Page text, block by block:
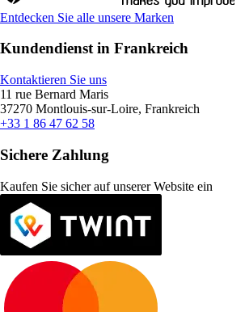
Entdecken Sie alle unsere Marken
Kundendienst in Frankreich
Kontaktieren Sie uns
11 rue Bernard Maris
37270 Montlouis-sur-Loire, Frankreich
+33 1 86 47 62 58
Sichere Zahlung
Kaufen Sie sicher auf unserer Website ein